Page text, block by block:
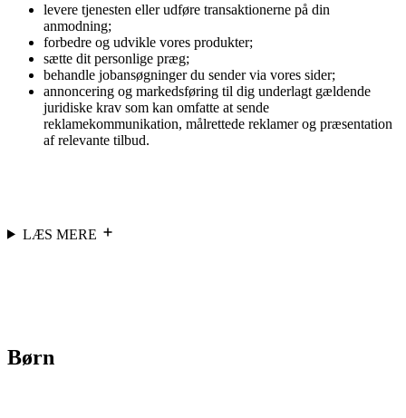
levere tjenesten eller udføre transaktionerne på din
anmodning;
forbedre og udvikle vores produkter;
sætte dit personlige præg;
behandle jobansøgninger du sender via vores sider;
annoncering og markedsføring til dig underlagt gældende
juridiske krav som kan omfatte at sende
reklamekommunikation, målrettede reklamer og præsentation
af relevante tilbud.
LÆS MERE
Børn